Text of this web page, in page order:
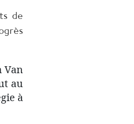
de
Van
au
à